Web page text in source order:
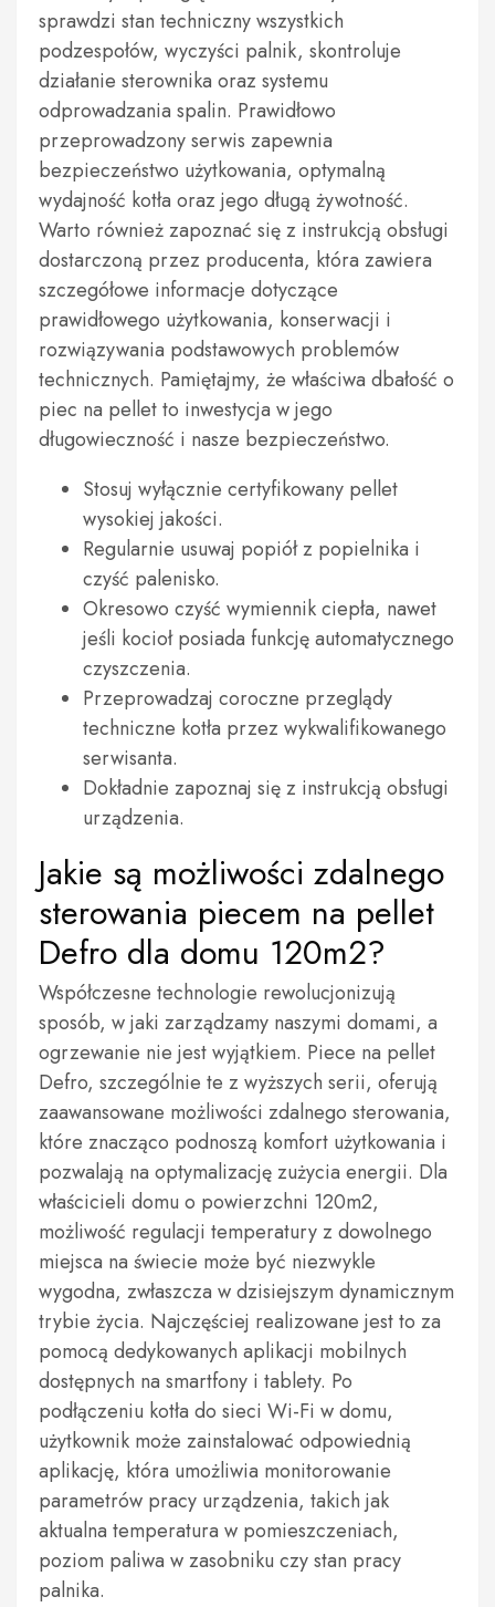
sprawdzi stan techniczny wszystkich
podzespołów, wyczyści palnik, skontroluje
działanie sterownika oraz systemu
odprowadzania spalin. Prawidłowo
przeprowadzony serwis zapewnia
bezpieczeństwo użytkowania, optymalną
wydajność kotła oraz jego długą żywotność.
Warto również zapoznać się z instrukcją obsługi
dostarczoną przez producenta, która zawiera
szczegółowe informacje dotyczące
prawidłowego użytkowania, konserwacji i
rozwiązywania podstawowych problemów
technicznych. Pamiętajmy, że właściwa dbałość o
piec na pellet to inwestycja w jego
długowieczność i nasze bezpieczeństwo.
Stosuj wyłącznie certyfikowany pellet
wysokiej jakości.
Regularnie usuwaj popiół z popielnika i
czyść palenisko.
Okresowo czyść wymiennik ciepła, nawet
jeśli kocioł posiada funkcję automatycznego
czyszczenia.
Przeprowadzaj coroczne przeglądy
techniczne kotła przez wykwalifikowanego
serwisanta.
Dokładnie zapoznaj się z instrukcją obsługi
urządzenia.
Jakie są możliwości zdalnego
sterowania piecem na pellet
Defro dla domu 120m2?
Współczesne technologie rewolucjonizują
sposób, w jaki zarządzamy naszymi domami, a
ogrzewanie nie jest wyjątkiem. Piece na pellet
Defro, szczególnie te z wyższych serii, oferują
zaawansowane możliwości zdalnego sterowania,
które znacząco podnoszą komfort użytkowania i
pozwalają na optymalizację zużycia energii. Dla
właścicieli domu o powierzchni 120m2,
możliwość regulacji temperatury z dowolnego
miejsca na świecie może być niezwykle
wygodna, zwłaszcza w dzisiejszym dynamicznym
trybie życia. Najczęściej realizowane jest to za
pomocą dedykowanych aplikacji mobilnych
dostępnych na smartfony i tablety. Po
podłączeniu kotła do sieci Wi-Fi w domu,
użytkownik może zainstalować odpowiednią
aplikację, która umożliwia monitorowanie
parametrów pracy urządzenia, takich jak
aktualna temperatura w pomieszczeniach,
poziom paliwa w zasobniku czy stan pracy
palnika.